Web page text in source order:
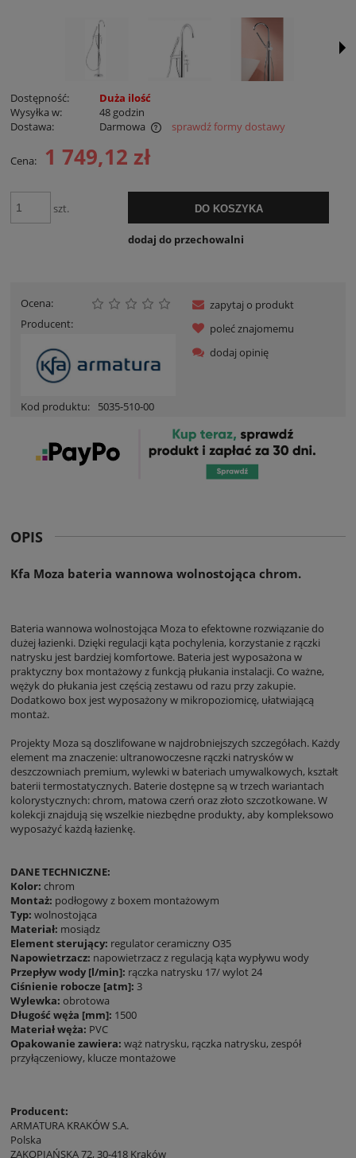
Dostępność:
Duża ilość
Wysyłka w:
48 godzin
Dostawa:
Darmowa
sprawdź formy dostawy
Cena: 1 749,12 zł
szt. DO KOSZYKA
dodaj do przechowalni
Ocena:
Producent:
Kod produktu: 5035-510-00
zapytaj o produkt
poleć znajomemu
dodaj opinię
OPIS
Kfa Moza bateria wannowa wolnostojąca chrom.
Bateria wannowa wolnostojąca Moza to efektowne rozwiązanie do
dużej łazienki. Dzięki regulacji kąta pochylenia, korzystanie z rączki
natrysku jest bardziej komfortowe. Bateria jest wyposażona w
praktyczny box montażowy z funkcją płukania instalacji. Co ważne,
wężyk do płukania jest częścią zestawu od razu przy zakupie.
Dodatkowo box jest wyposażony w mikropoziomicę, ułatwiającą
montaż.
Projekty Moza są doszlifowane w najdrobniejszych szczegółach. Każdy
element ma znaczenie: ultranowoczesne rączki natrysków w
deszczowniach premium, wylewki w bateriach umywalkowych, kształt
baterii termostatycznych. Baterie dostępne są w trzech wariantach
kolorystycznych: chrom, matowa czerń oraz złoto szczotkowane. W
kolekcji znajdują się wszelkie niezbędne produkty, aby kompleksowo
wyposażyć każdą łazienkę.
DANE TECHNICZNE:
Kolor: chrom
Montaż: podłogowy z boxem montażowym
Typ: wolnostojąca
Materiał: mosiądz
Element sterujący: regulator ceramiczny O35
Napowietrzacz: napowietrzacz z regulacją kąta wypływu wody
Przepływ wody [l/min]: rączka natrysku 17/ wylot 24
Ciśnienie robocze [atm]: 3
Wylewka: obrotowa
Długość węża [mm]: 1500
Materiał węża: PVC
Opakowanie zawiera: wąż natrysku, rączka natrysku, zespół
przyłączeniowy, klucze montażowe
Producent:
ARMATURA KRAKÓW S.A.
Polska
ZAKOPIAŃSKA 72, 30-418 Kraków